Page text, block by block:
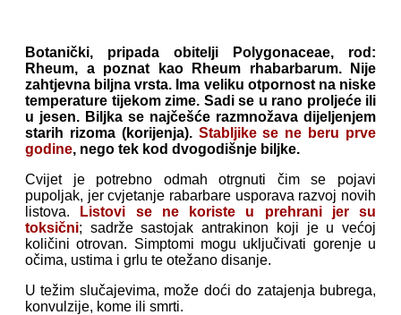
Botanički, pripada obitelji Polygonaceae, rod:
Rheum, a poznat kao Rheum rhabarbarum. Nije
zahtjevna biljna vrsta. Ima veliku otpornost na niske
temperature tijekom zime. Sadi se u rano proljeće ili
u jesen. Biljka se najčešće razmnožava dijeljenjem
starih rizoma (korijenja). Stabljike se ne beru prve
godine, nego tek kod dvogodišnje biljke.
Cvijet je potrebno odmah otrgnuti čim se pojavi
pupoljak, jer cvjetanje rabarbare usporava razvoj novih
listova.
Listovi se ne koriste u prehrani jer su
toksični; sadrže sastojak antrakinon koji je u većoj
količini otrovan. Simptomi mogu uključivati gorenje u
očima, ustima i grlu te otežano disanje.
U težim slučajevima, može doći do zatajenja bubrega,
konvulzije, kome ili smrti.